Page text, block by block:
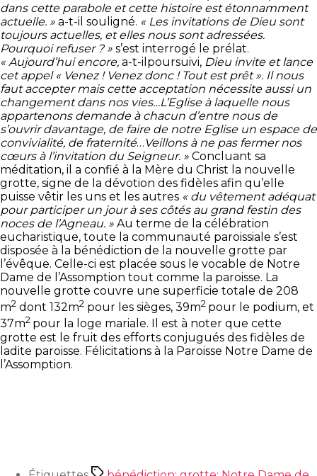
dans cette parabole et cette histoire est étonnamment
actuelle. » a-t-il souligné. « Les invitations de Dieu sont
toujours actuelles, et elles nous sont adressées.
Pourquoi refuser ? » s’est interrogé le prélat.
« Aujourd’hui encore, a-t-ilpoursuivi, Dieu invite et lance
cet appel « Venez ! Venez donc ! Tout est prêt ». Il nous
faut accepter mais cette acceptation nécessite aussi un
changement dans nos vies…L’Eglise à laquelle nous
appartenons demande à chacun d’entre nous de
s’ouvrir davantage, de faire de notre Eglise un espace de
convivialité, de fraternité… Veillons à ne pas fermer nos
cœurs à l’invitation du Seigneur. » Concluant sa
méditation, il a confié à la Mère du Christ la nouvelle
grotte, signe de la dévotion des fidèles afin qu’elle
puisse vêtir les uns et les autres « du vêtement adéquat
pour participer un jour à ses côtés au grand festin des
noces de l’Agneau. » Au terme de la célébration
eucharistique, toute la communauté paroissiale s’est
disposée à la bénédiction de la nouvelle grotte par
l’évêque. Celle-ci est placée sous le vocable de Notre
Dame de l’Assomption tout comme la paroisse. La
nouvelle grotte couvre une superficie totale de 208
m2 dont 132m2 pour les sièges, 39m2 pour le podium, et
37m2 pour la loge mariale. Il est à noter que cette
grotte est le fruit des efforts conjugués des fidèles de
ladite paroisse. Félicitations à la Paroisse Notre Dame de
l’Assomption.